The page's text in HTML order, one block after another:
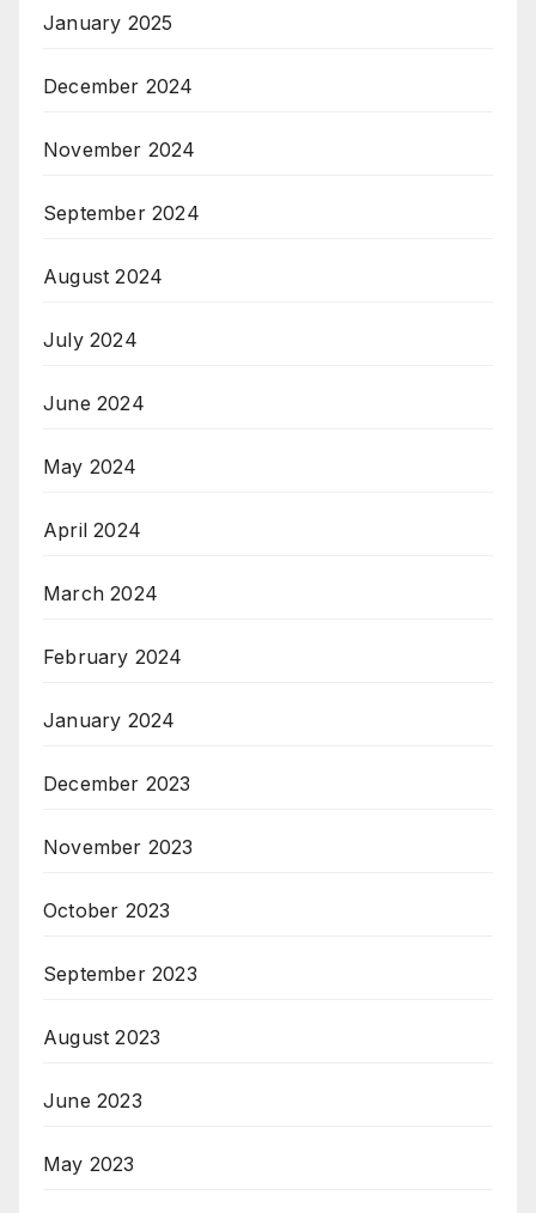
January 2025
December 2024
November 2024
September 2024
August 2024
July 2024
June 2024
May 2024
April 2024
March 2024
February 2024
January 2024
December 2023
November 2023
October 2023
September 2023
August 2023
June 2023
May 2023